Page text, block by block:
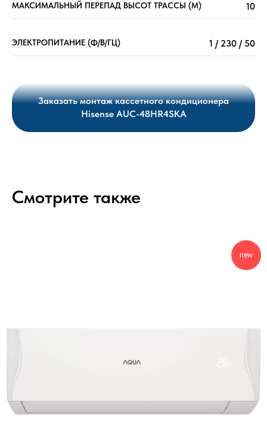
МАКСИМАЛЬНЫЙ ПЕРЕПАД ВЫСОТ ТРАССЫ (М) 10
ЭЛЕКТРОПИТАНИЕ (Ф/В/ГЦ) 1 / 230 / 50
Заказать монтаж кассетного кондиционера
Hisense AUC-48HR4SKA
Смотрите также
new